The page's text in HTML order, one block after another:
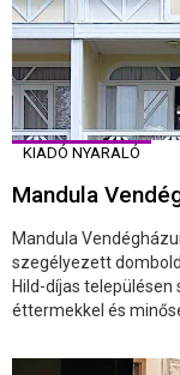
KIADÓ NYARALÓ
Mandula
Mandula
szegélyezett
Hild-díjas
éttermekkel és